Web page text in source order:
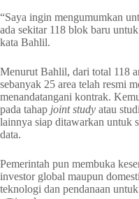
“Saya ingin mengumumkan
ada sekitar 118 blok baru
kata Bahlil.
Menurut Bahlil, dari total 118
sebanyak 25 area telah resmi
menandatangani kontrak.
pada tahap joint study atau
lainnya siap ditawarkan untuk
data.
Pemerintah pun membuka
investor global maupun
teknologi dan pendanaan